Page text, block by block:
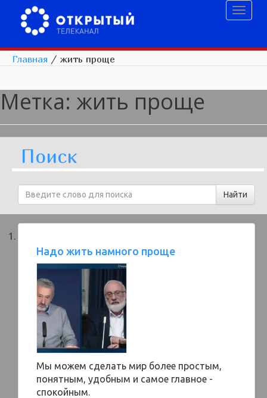
Главная / жить проще
Метка: жить проще
Поиск
Надо жить намного проще
Мы можем сделать мир более простым,
понятным, удобным и самое главное -
спокойным.